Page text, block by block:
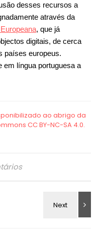
desses recursos a
através da
, que já
digitais, de cerca
países europeus.
em língua portuguesa a